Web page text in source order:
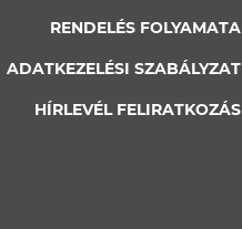
RENDELÉS FOLYAMATA
ADATKEZELÉSI SZABÁLYZAT
HÍRLEVÉL FELIRATKOZÁS